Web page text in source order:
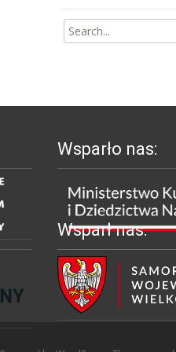
Search
for:
Wsparło nas:
Wsparł nas: